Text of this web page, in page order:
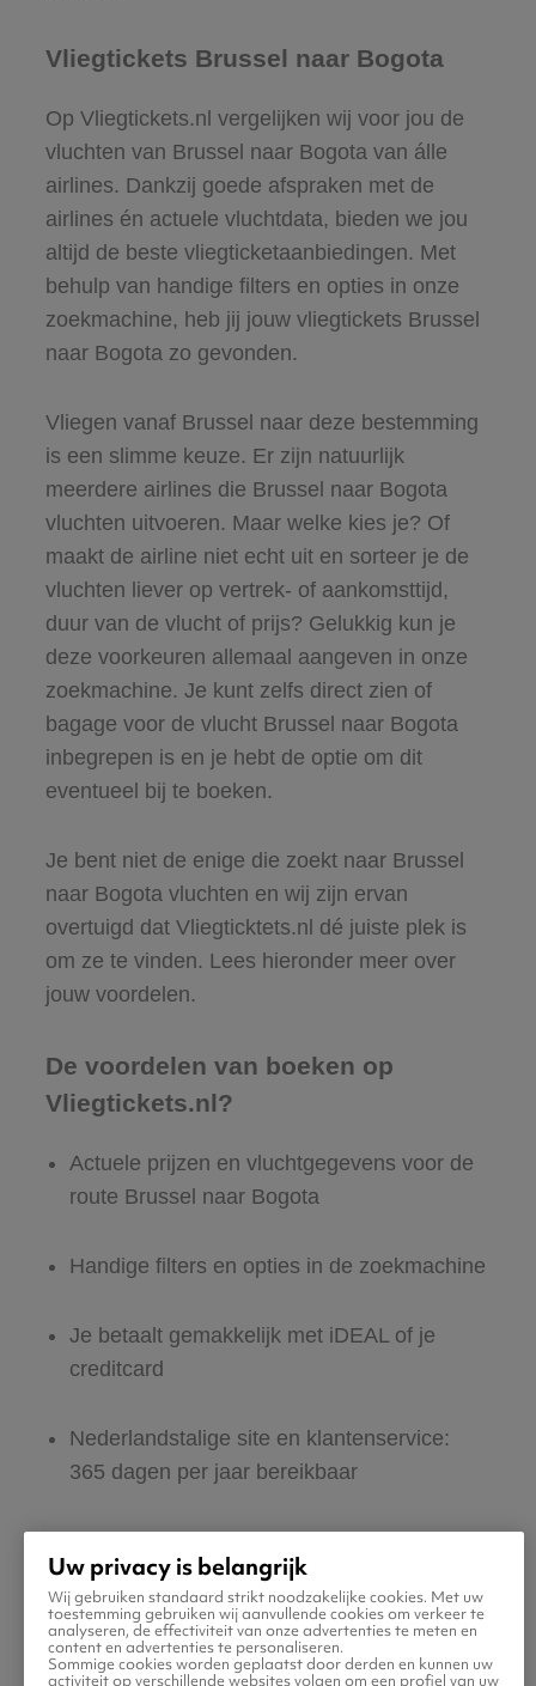
Vliegtickets Brussel naar Bogota
Op Vliegtickets.nl vergelijken wij voor jou de
vluchten van Brussel naar Bogota van álle
airlines. Dankzij goede afspraken met de
airlines én actuele vluchtdata, bieden we jou
altijd de beste vliegticketaanbiedingen. Met
behulp van handige filters en opties in onze
zoekmachine, heb jij jouw vliegtickets Brussel
naar Bogota zo gevonden.
Vliegen vanaf Brussel naar deze bestemming
is een slimme keuze. Er zijn natuurlijk
meerdere airlines die Brussel naar Bogota
vluchten uitvoeren. Maar welke kies je? Of
maakt de airline niet echt uit en sorteer je de
vluchten liever op vertrek- of aankomsttijd,
duur van de vlucht of prijs? Gelukkig kun je
deze voorkeuren allemaal aangeven in onze
zoekmachine. Je kunt zelfs direct zien of
bagage voor de vlucht Brussel naar Bogota
inbegrepen is en je hebt de optie om dit
eventueel bij te boeken.
Je bent niet de enige die zoekt naar Brussel
naar Bogota vluchten en wij zijn ervan
overtuigd dat Vliegticktets.nl dé juiste plek is
om ze te vinden. Lees hieronder meer over
jouw voordelen.
De voordelen van boeken op
Vliegtickets.nl?
Actuele prijzen en vluchtgegevens voor de
route Brussel naar Bogota
Handige filters en opties in de zoekmachine
Je betaalt gemakkelijk met iDEAL of je
creditcard
Nederlandstalige site en klantenservice:
365 dagen per jaar bereikbaar
Boek ook direct een hotel of huurauto voor
in Bogota
Uw privacy is belangrijk
Wij gebruiken standaard strikt noodzakelijke cookies. Met uw
toestemming gebruiken wij aanvullende cookies om verkeer te
analyseren, de effectiviteit van onze advertenties te meten en
content en advertenties te personaliseren.
Sommige cookies worden geplaatst door derden en kunnen uw
activiteit op verschillende websites volgen om een profiel van uw